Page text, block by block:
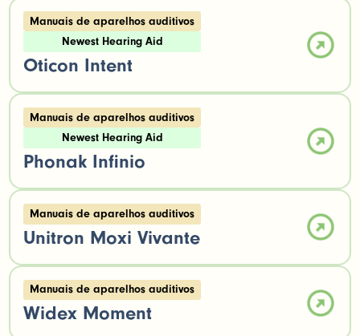
Manuais de aparelhos auditivos
Newest Hearing Aid
Oticon Intent
Manuais de aparelhos auditivos
Newest Hearing Aid
Phonak Infinio
Manuais de aparelhos auditivos
Unitron Moxi Vivante
Manuais de aparelhos auditivos
Widex Moment